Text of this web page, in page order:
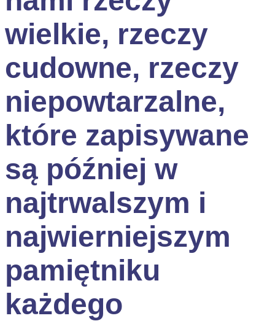
wielkie, rzeczy
cudowne, rzeczy
niepowtarzalne,
które zapisywane
są później w
najtrwalszym i
najwierniejszym
pamiętniku
każdego